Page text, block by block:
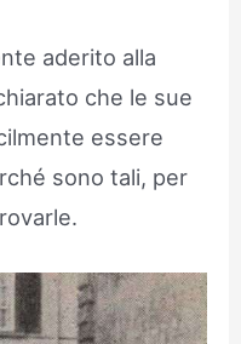
aderito alla
che le sue
essere
sono tali, per